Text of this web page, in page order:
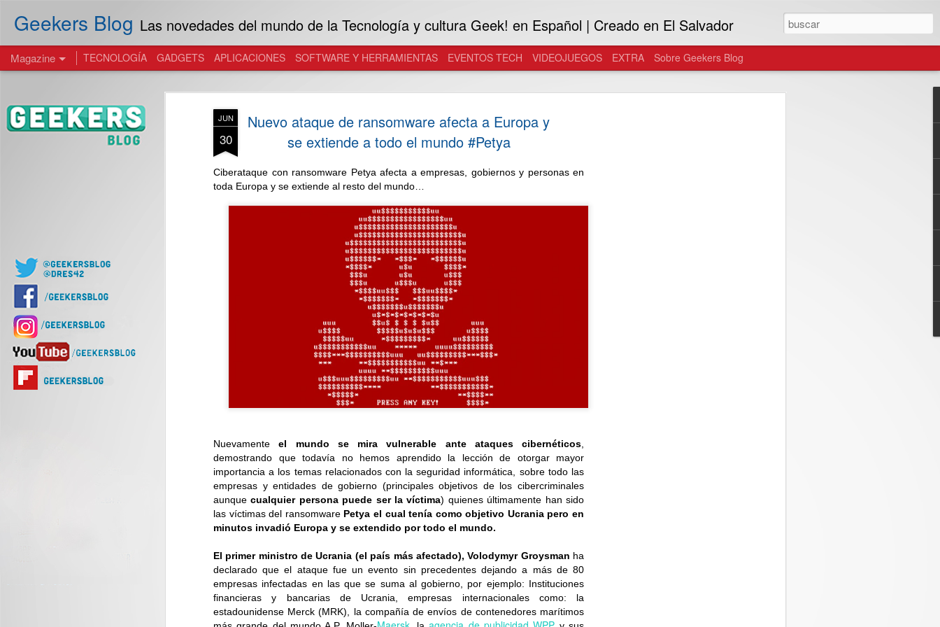
JUN
30
Nuevo ataque de ransomware afecta a Europa y
se extiende a todo el mundo #Petya
Ciberataque con ransomware Petya afecta a empresas, gobiernos y personas en
toda Europa y se extiende al resto del mundo…
Nuevamenteel mundo se mira vulnerable ante ataques cibernéticos
demostrando que todavía no hemos aprendido la lección de otorgar mayor
importancia a los temas relacionados con la seguridad informática, sobre todo las
empresas y entidades de gobierno (principales objetivos de los cibercriminales
aunquecualquier persona puede ser la víctima) quienes últimamente han sido
las víctimas del ransomware Petya el cual tenía como objetivo Ucrania pero en
minutos invadió Europa y se extendido por todo el mundo.
El primer ministro de Ucrania (el país más afectado), Volodymyr Groysman ha
declarado que el ataque fue un evento sin precedentes dejando a más de 80
empresas infectadas en las que se suma al gobierno, por ejemplo: Instituciones
financieras y bancarias de Ucrania, empresas internacionales como: la
estadounidense Merck (MRK), la compañía de envíos de contenedores marítimos
Geekers Blog Las novedades del mundo de la Tecnología y cultura Geek! en Español | Creado en El Salvador
Magazine TECNOLOGÍA GADGETS APLICACIONES SOFTWARE Y HERRAMIENTAS EVENTOS TECH VIDEOJUEGOS EXTRA Sobre Geekers Blog
29